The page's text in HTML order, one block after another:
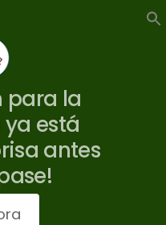
para la
está
antes